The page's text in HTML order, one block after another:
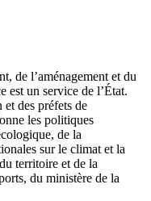
de l’aménagement et du
est un service de l’État.
et des préfets de
les politiques
de la
sur le climat et la
territoire et de la
du ministère de la